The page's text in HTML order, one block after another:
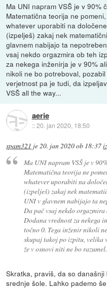
Ma UNI napram VSŠ je v 90%
Matematična teorija ne
whatever uporabiti na
(izpelješ) zakaj nek
glavnem nabijajo ta
vsaj nekdo orgazmira ob teh
za nekega inženirja je v 90%
nikoli ne bo potreboval,
verjetnost pa je tudi, da
VSŠ all the way...
aerie
::20. jan 2020, 18:50
spam321 je20. jan 2020 ob 18:37
Ma UNI napram VSŠ je v
Matematična teorija ne
whatever uporabiti na
(izpelješ) zakaj nek
UNI v glavnem nabijajo ta
Da pač vsaj nekdo
Dodana vrednost za nekega
točno 0. Tega inženir nikoli
skupaj takoj po izpitu, velika
že v osnovi niti ne bo
Skratka, praviš, da so
srednje šole. Lahko pademo